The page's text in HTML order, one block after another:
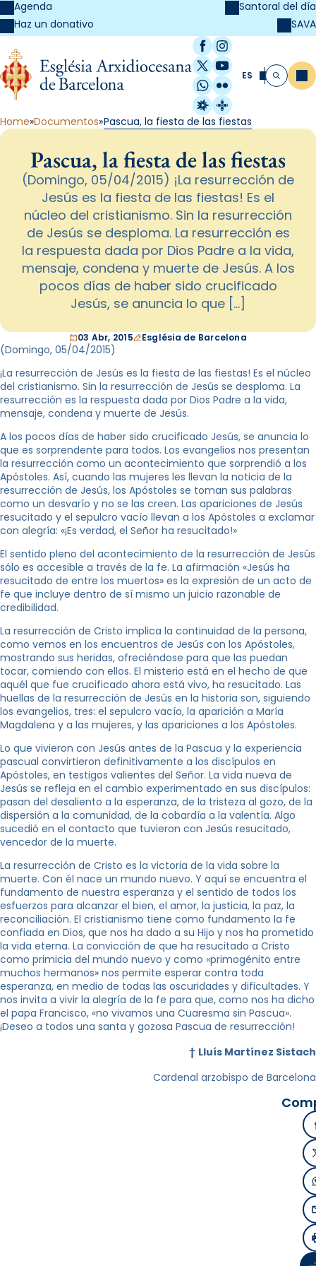
Agenda
Haz un donativo
Santoral del día
SAVA
Facebook
Instagram
X / Twitter
YouTube
WhatsApp
Flickr
Radio Estel
Catalunya
ES Buscar
Home Documentos Pascua, la fiesta de las fiestas
Pascua, la fiesta de las fiestas
(Domingo, 05/04/2015) ¡La resurrección de
Jesús es la fiesta de las fiestas! Es el
núcleo del cristianismo. Sin la resurrección
de Jesús se desploma. La resurrección es
la respuesta dada por Dios Padre a la vida,
mensaje, condena y muerte de Jesús. A los
pocos días de haber sido crucificado
Jesús, se anuncia lo que […]
03 Abr, 2015 Església de Barcelona
(Domingo, 05/04/2015)
¡La resurrección de Jesús es la fiesta de las fiestas! Es el núcleo
del cristianismo. Sin la resurrección de Jesús se desploma. La
resurrección es la respuesta dada por Dios Padre a la vida,
mensaje, condena y muerte de Jesús.
A los pocos días de haber sido crucificado Jesús, se anuncia lo
que es sorprendente para todos. Los evangelios nos presentan
la resurrección como un acontecimiento que sorprendió a los
Apóstoles. Así, cuando las mujeres les llevan la noticia de la
resurrección de Jesús, los Apóstoles se toman sus palabras
como un desvarío y no se las creen. Las apariciones de Jesús
resucitado y el sepulcro vacío llevan a los Apóstoles a exclamar
con alegría: «¡Es verdad, el Señor ha resucitado!»
El sentido pleno del acontecimiento de la resurrección de Jesús
sólo es accesible a través de la fe. La afirmación «Jesús ha
resucitado de entre los muertos» es la expresión de un acto de
fe que incluye dentro de sí mismo un juicio razonable de
credibilidad.
La resurrección de Cristo implica la continuidad de la persona,
como vemos en los encuentros de Jesús con los Apóstoles,
mostrando sus heridas, ofreciéndose para que las puedan
tocar, comiendo con ellos. El misterio está en el hecho de que
aquél que fue crucificado ahora está vivo, ha resucitado. Las
huellas de la resurrección de Jesús en la historia son, siguiendo
los evangelios, tres: el sepulcro vacío, la aparición a María
Magdalena y a las mujeres, y las apariciones a los Apóstoles.
Lo que vivieron con Jesús antes de la Pascua y la experiencia
pascual convirtieron definitivamente a los discípulos en
Apóstoles, en testigos valientes del Señor. La vida nueva de
Jesús se refleja en el cambio experimentado en sus discípulos:
pasan del desaliento a la esperanza, de la tristeza al gozo, de la
dispersión a la comunidad, de la cobardía a la valentía. Algo
sucedió en el contacto que tuvieron con Jesús resucitado,
vencedor de la muerte.
La resurrección de Cristo es la victoria de la vida sobre la
muerte. Con él nace un mundo nuevo. Y aquí se encuentra el
fundamento de nuestra esperanza y el sentido de todos los
esfuerzos para alcanzar el bien, el amor, la justicia, la paz, la
reconciliación. El cristianismo tiene como fundamento la fe
confiada en Dios, que nos ha dado a su Hijo y nos ha prometido
la vida eterna. La convicción de que ha resucitado a Cristo
como primicia del mundo nuevo y como «primogénito entre
muchos hermanos» nos permite esperar contra toda
esperanza, en medio de todas las oscuridades y dificultades. Y
nos invita a vivir la alegría de la fe para que, como nos ha dicho
el papa Francisco, «no vivamos una Cuaresma sin Pascua».
¡Deseo a todos una santa y gozosa Pascua de resurrección!
† Lluís Martínez Sistach
Cardenal arzobispo de Barcelona